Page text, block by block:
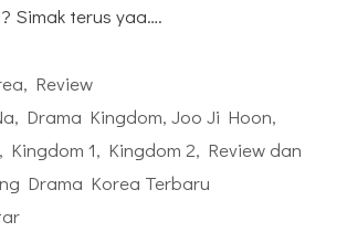
Simak terus yaa….
, Review
, Drama Kingdom,Joo Ji Hoon,
, Kingdom 1, Kingdom 2, Review dan
Drama Korea Terbaru